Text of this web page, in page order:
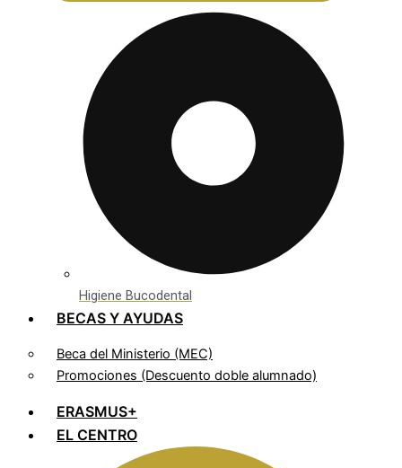
Higiene Bucodental
BECAS Y AYUDAS
Beca del Ministerio (MEC)
Promociones (Descuento doble alumnado)
ERASMUS+
EL CENTRO